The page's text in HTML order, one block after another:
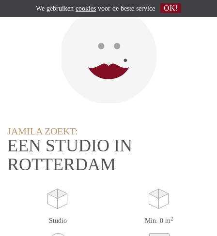
JAMILA ZOEKT:
EEN STUDIO IN
ROTTERDAM
Studio Min. 0 m2
We gebruiken cookies voor de beste service OK!